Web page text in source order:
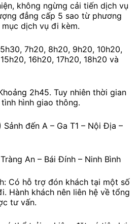
không ngừng cải tiến dịch vụ
đẳng cấp 5 sao từ phương
dịch vụ đi kèm.
7h20, 8h20, 9h20, 10h20,
16h20, 17h20, 18h20 và
2h45. Tuy nhiên thời gian
hình giao thông.
đến A – Ga T1 – Nội Địa –
An – Bái Đính – Ninh Bình
Có hỗ trợ đón khách tại một số
Hành khách nên liên hệ về tổng
tư vấn.